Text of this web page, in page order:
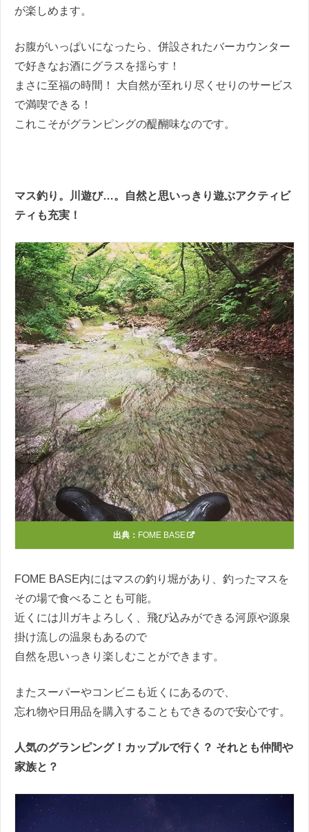
が楽しめます。
お腹がいっぱいになったら、併設されたバーカウンター
で好きなお酒にグラスを揺らす！
まさに至福の時間！ 大自然が至れり尽くせりのサービス
で満喫できる！
これこそがグランピングの醍醐味なのです。
マス釣り。川遊び…。自然と思いっきり遊ぶアクティビ
ティも充実！
出典： FOME BASE
FOME BASE内にはマスの釣り堀があり、釣ったマスを
その場で食べることも可能。
近くには川ガキよろしく、飛び込みができる河原や源泉
掛け流しの温泉もあるので
自然を思いっきり楽しむことができます。
またスーパーやコンビニも近くにあるので、
忘れ物や日用品を購入することもできるので安心です。
人気のグランピング！カップルで行く？ それとも仲間や
家族と？